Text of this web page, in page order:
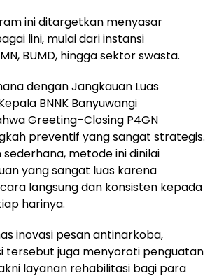
ini ditargetkan menyasar
lini, mulai dari instansi
BUMD, hingga sektor swasta.
dengan Jangkauan Luas
BNNK Banyuwangi
Greeting–Closing P4GN
preventif yang sangat strategis.
metode ini dinilai
yang sangat luas karena
langsung dan konsisten kepada
harinya.
inovasi pesan antinarkoba,
tersebut juga menyoroti penguatan
layanan rehabilitasi bagi para